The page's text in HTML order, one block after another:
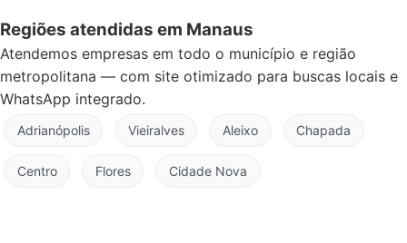
Regiões atendidas em Manaus
Atendemos empresas em todo o município e região
metropolitana — com site otimizado para buscas locais e
WhatsApp integrado.
Adrianópolis Vieiralves Aleixo Chapada
Centro Flores Cidade Nova